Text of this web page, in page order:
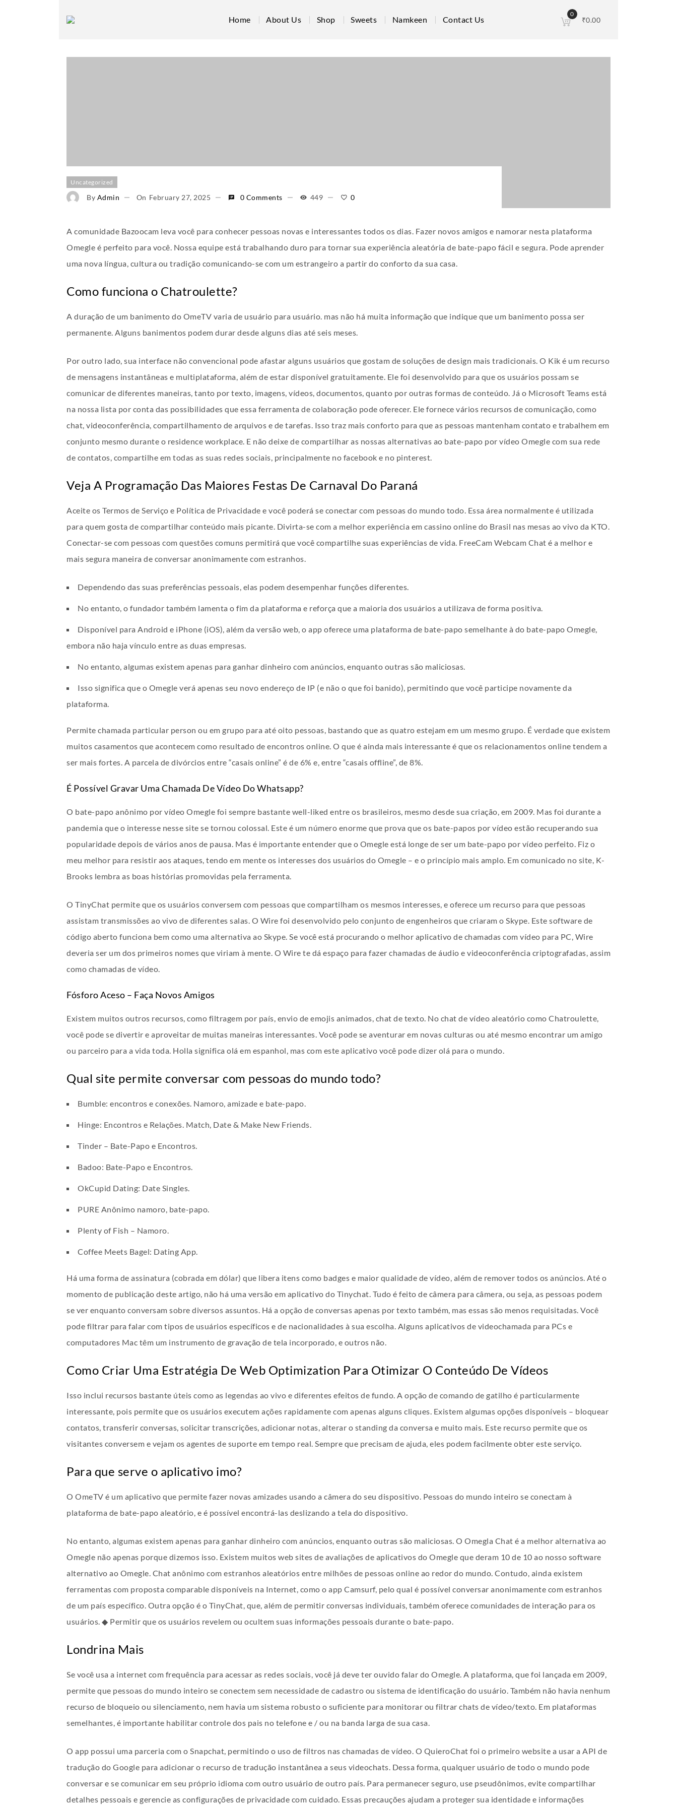
Home About Us Shop Sweets Namkeen Contact Us
0
₹0.00
Uncategorized
By Admin On February 27, 2025 0 Comments 449 0
A comunidade Bazoocam leva você para conhecer pessoas novas e interessantes todos os dias. Fazer novos amigos e namorar nesta plataforma
Omegle é perfeito para você. Nossa equipe está trabalhando duro para tornar sua experiência aleatória de bate-papo fácil e segura. Pode aprender
uma nova língua, cultura ou tradição comunicando-se com um estrangeiro a partir do conforto da sua casa.
Como funciona o Chatroulette?
A duração de um banimento do OmeTV varia de usuário para usuário. mas não há muita informação que indique que um banimento possa ser
permanente. Alguns banimentos podem durar desde alguns dias até seis meses.
Por outro lado, sua interface não convencional pode afastar alguns usuários que gostam de soluções de design mais tradicionais. O Kik é um recurso
de mensagens instantâneas e multiplataforma, além de estar disponível gratuitamente. Ele foi desenvolvido para que os usuários possam se
comunicar de diferentes maneiras, tanto por texto, imagens, vídeos, documentos, quanto por outras formas de conteúdo. Já o Microsoft Teams está
na nossa lista por conta das possibilidades que essa ferramenta de colaboração pode oferecer. Ele fornece vários recursos de comunicação, como
chat, videoconferência, compartilhamento de arquivos e de tarefas. Isso traz mais conforto para que as pessoas mantenham contato e trabalhem em
conjunto mesmo durante o residence workplace. E não deixe de compartilhar as nossas alternativas ao bate-papo por vídeo Omegle com sua rede
de contatos, compartilhe em todas as suas redes sociais, principalmente no facebook e no pinterest.
Veja A Programação Das Maiores Festas De Carnaval Do Paraná
Aceite os Termos de Serviço e Política de Privacidade e você poderá se conectar com pessoas do mundo todo. Essa área normalmente é utilizada
para quem gosta de compartilhar conteúdo mais picante. Divirta-se com a melhor experiência em cassino online do Brasil nas mesas ao vivo da KTO.
Conectar-se com pessoas com questões comuns permitirá que você compartilhe suas experiências de vida. FreeCam Webcam Chat é a melhor e
mais segura maneira de conversar anonimamente com estranhos.
Dependendo das suas preferências pessoais, elas podem desempenhar funções diferentes.
No entanto, o fundador também lamenta o fim da plataforma e reforça que a maioria dos usuários a utilizava de forma positiva.
Disponível para Android e iPhone (iOS), além da versão web, o app oferece uma plataforma de bate-papo semelhante à do bate-papo Omegle,
embora não haja vínculo entre as duas empresas.
No entanto, algumas existem apenas para ganhar dinheiro com anúncios, enquanto outras são maliciosas.
Isso significa que o Omegle verá apenas seu novo endereço de IP (e não o que foi banido), permitindo que você participe novamente da
plataforma.
Permite chamada particular person ou em grupo para até oito pessoas, bastando que as quatro estejam em um mesmo grupo. É verdade que existem
muitos casamentos que acontecem como resultado de encontros online. O que é ainda mais interessante é que os relacionamentos online tendem a
ser mais fortes. A parcela de divórcios entre “casais online” é de 6% e, entre “casais offline”, de 8%.
É Possível Gravar Uma Chamada De Vídeo Do Whatsapp?
O bate-papo anônimo por vídeo Omegle foi sempre bastante well-liked entre os brasileiros, mesmo desde sua criação, em 2009. Mas foi durante a
pandemia que o interesse nesse site se tornou colossal. Este é um número enorme que prova que os bate-papos por vídeo estão recuperando sua
popularidade depois de vários anos de pausa. Mas é importante entender que o Omegle está longe de ser um bate-papo por vídeo perfeito. Fiz o
meu melhor para resistir aos ataques, tendo em mente os interesses dos usuários do Omegle – e o princípio mais amplo. Em comunicado no site, K-
Brooks lembra as boas histórias promovidas pela ferramenta.
O TinyChat permite que os usuários conversem com pessoas que compartilham os mesmos interesses, e oferece um recurso para que pessoas
assistam transmissões ao vivo de diferentes salas. O Wire foi desenvolvido pelo conjunto de engenheiros que criaram o Skype. Este software de
código aberto funciona bem como uma alternativa ao Skype. Se você está procurando o melhor aplicativo de chamadas com vídeo para PC, Wire
deveria ser um dos primeiros nomes que viriam à mente. O Wire te dá espaço para fazer chamadas de áudio e videoconferência criptografadas, assim
como chamadas de vídeo.
Fósforo Aceso – Faça Novos Amigos
Existem muitos outros recursos, como filtragem por país, envio de emojis animados, chat de texto. No chat de vídeo aleatório como Chatroulette,
você pode se divertir e aproveitar de muitas maneiras interessantes. Você pode se aventurar em novas culturas ou até mesmo encontrar um amigo
ou parceiro para a vida toda. Holla significa olá em espanhol, mas com este aplicativo você pode dizer olá para o mundo.
Qual site permite conversar com pessoas do mundo todo?
Bumble: encontros e conexões. Namoro, amizade e bate-papo.
Hinge: Encontros e Relações. Match, Date & Make New Friends.
Tinder – Bate-Papo e Encontros.
Badoo: Bate-Papo e Encontros.
OkCupid Dating: Date Singles.
PURE Anônimo namoro, bate-papo.
Plenty of Fish – Namoro.
Coffee Meets Bagel: Dating App.
Há uma forma de assinatura (cobrada em dólar) que libera itens como badges e maior qualidade de vídeo, além de remover todos os anúncios. Até o
momento de publicação deste artigo, não há uma versão em aplicativo do Tinychat. Tudo é feito de câmera para câmera, ou seja, as pessoas podem
se ver enquanto conversam sobre diversos assuntos. Há a opção de conversas apenas por texto também, mas essas são menos requisitadas. Você
pode filtrar para falar com tipos de usuários específicos e de nacionalidades à sua escolha. Alguns aplicativos de videochamada para PCs e
computadores Mac têm um instrumento de gravação de tela incorporado, e outros não.
Como Criar Uma Estratégia De Web Optimization Para Otimizar O Conteúdo De Vídeos
Isso inclui recursos bastante úteis como as legendas ao vivo e diferentes efeitos de fundo. A opção de comando de gatilho é particularmente
interessante, pois permite que os usuários executem ações rapidamente com apenas alguns cliques. Existem algumas opções disponíveis – bloquear
contatos, transferir conversas, solicitar transcrições, adicionar notas, alterar o standing da conversa e muito mais. Este recurso permite que os
visitantes conversem e vejam os agentes de suporte em tempo real. Sempre que precisam de ajuda, eles podem facilmente obter este serviço.
Para que serve o aplicativo imo?
O OmeTV é um aplicativo que permite fazer novas amizades usando a câmera do seu dispositivo. Pessoas do mundo inteiro se conectam à
plataforma de bate-papo aleatório, e é possível encontrá-las deslizando a tela do dispositivo.
No entanto, algumas existem apenas para ganhar dinheiro com anúncios, enquanto outras são maliciosas. O Omegla Chat é a melhor alternativa ao
Omegle não apenas porque dizemos isso. Existem muitos web sites de avaliações de aplicativos do Omegle que deram 10 de 10 ao nosso software
alternativo ao Omegle. Chat anônimo com estranhos aleatórios entre milhões de pessoas online ao redor do mundo. Contudo, ainda existem
ferramentas com proposta comparable disponíveis na Internet, como o app Camsurf, pelo qual é possível conversar anonimamente com estranhos
de um país específico. Outra opção é o TinyChat, que, além de permitir conversas individuais, também oferece comunidades de interação para os
usuários. ◆ Permitir que os usuários revelem ou ocultem suas informações pessoais durante o bate-papo.
Londrina Mais
Se você usa a internet com frequência para acessar as redes sociais, você já deve ter ouvido falar do Omegle. A plataforma, que foi lançada em 2009,
permite que pessoas do mundo inteiro se conectem sem necessidade de cadastro ou sistema de identificação do usuário. Também não havia nenhum
recurso de bloqueio ou silenciamento, nem havia um sistema robusto o suficiente para monitorar ou filtrar chats de vídeo/texto. Em plataformas
semelhantes, é importante habilitar controle dos pais no telefone e / ou na banda larga de sua casa.
O app possui uma parceria com o Snapchat, permitindo o uso de filtros nas chamadas de vídeo. O QuieroChat foi o primeiro website a usar a API de
tradução do Google para adicionar o recurso de tradução instantânea a seus videochats. Dessa forma, qualquer usuário de todo o mundo pode
conversar e se comunicar em seu próprio idioma com outro usuário de outro país. Para permanecer seguro, use pseudônimos, evite compartilhar
detalhes pessoais e gerencie as configurações de privacidade com cuidado. Essas precauções ajudam a proteger sua identidade e informações